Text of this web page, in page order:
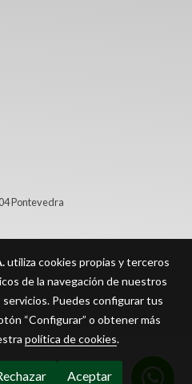
Pontevedra
utiliza cookies propias y terceros
de la navegación de nuestros
Puedes configurar tus
“Configurar” o obtener más
política de cookies.
Aceptar